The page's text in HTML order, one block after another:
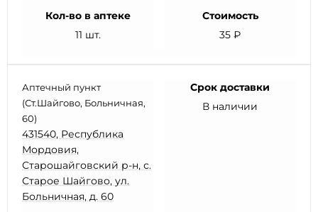
Кол-во в аптеке
11 шт.
Стоимость
35 ₽
Аптечный пункт
(Ст.Шайгово, Больничная,
60)
431540, Республика
Мордовия,
Старошайговский р-н, с.
Старое Шайгово, ул.
Больничная, д. 60
Срок доставки
В наличии